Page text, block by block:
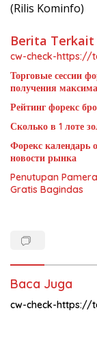
(Rilis Kominfo)
Berita Terkait
cw-check-https://
Торговые сессии
получения
Рейтинг форекс
Сколько в 1 лоте
Форекс календарь
новости рынка
Penutupan
Gratis Bagindas
Baca Juga
cw-check-https://